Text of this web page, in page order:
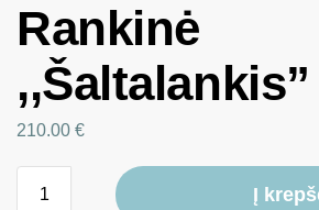
Rankinė
210.00 €
Į